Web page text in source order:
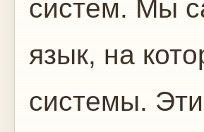
систем. Мы
язык, на
системы.